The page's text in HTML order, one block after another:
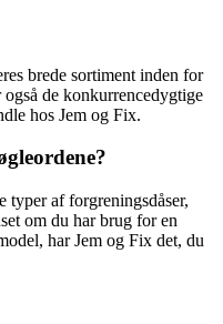
brede sortiment inden for
de konkurrencedygtige
hos Jem og Fix.
af forgreningsdåser,
om du har brug for en
har Jem og Fix det, du